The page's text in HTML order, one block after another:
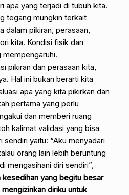
apa yang terjadi di tubuh kita.
tegang mungkin terkait
dalam pikiran, perasaan,
kita. Kondisi fisik dan
pikiran dan perasaan kita,
Hal ini bukan berarti kita
apa yang kita pikirkan dan
pertama yang perlu
dan memberi ruang
kalimat validasi yang bisa
sendiri yaitu: “Aku menyadari
orang lain lebih beruntung
mengasihani diri sendiri”,
kesedihan yang begitu besar
diriku untuk